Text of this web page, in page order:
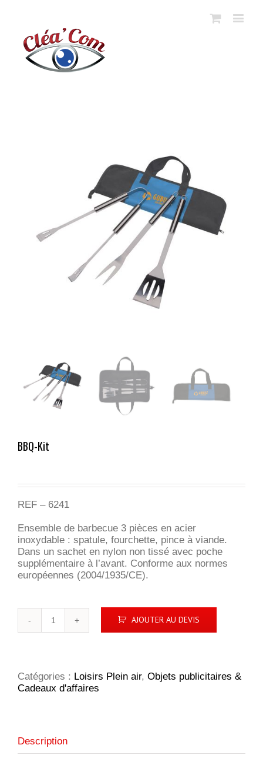
BBQ-Kit
REF – 6241
Ensemble de barbecue 3 pièces en acier
inoxydable : spatule, fourchette, pince à viande.
Dans un sachet en nylon non tissé avec poche
supplémentaire à l’avant. Conforme aux normes
européennes (2004/1935/CE).
AJOUTER AU DEVIS
Catégories : Loisirs Plein air, Objets publicitaires &
Cadeaux d'affaires
Description